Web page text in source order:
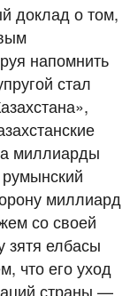
доклад о том,
напомнить
стал
миллиарды
миллиард
со своей
зятя елбасы
что его уход
страны —